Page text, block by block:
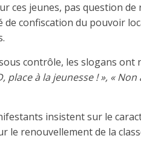
ces jeunes, pas question de
confiscation du pouvoir
contrôle, les slogans ont
place à la jeunesse ! », «
insistent sur le
le renouvellement de la